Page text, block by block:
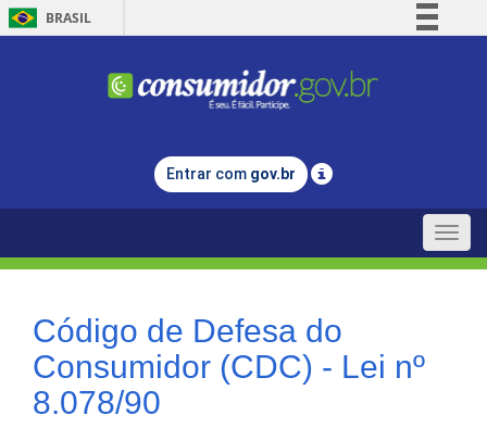
BRASIL
Comunica BR
Legislação
Entrar com gov.br
Toggle
Código de Defesa do
Consumidor (CDC) - Lei nº
8.078/90